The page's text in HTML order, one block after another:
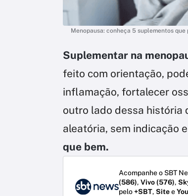
Menopausa: conheça 5 suplementos
Suplementar na
feito com orientação,
inflamação, fortalecer
outro lado dessa história
aleatória, sem indicação
que bem.
Acompanhe o SBT
(586), Vivo (576),
pelo+SBT, Sitee